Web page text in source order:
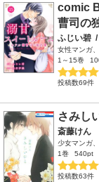
comic
曹司の
ふじい碧 /
女性マンガ
1～15巻
投稿数69件
さみし
斎藤けん
少女マンガ
1巻
540pt
投稿数63件